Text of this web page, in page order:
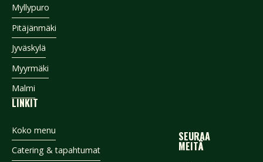
Myllypuro
Pitäjänmäki
Jyväskylä
Myyrmäki
Malmi
LINKIT
Koko menu
Catering & tapahtumat
SEURAA
MEITÄ